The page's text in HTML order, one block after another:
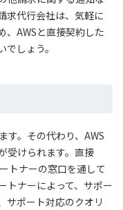
求代行会社は、気軽に
、AWSと直接契約した
しょう。
す。その代わり、AWS
受けられます。直接
トナーの窓口を通して
トナーによって、サポー
サポート対応のクオリ